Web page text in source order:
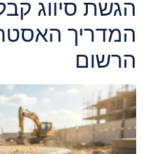
הגשת סיווג
המדריך
הרשום